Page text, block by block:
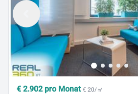
€ 2.902pro Monat € 20/㎡